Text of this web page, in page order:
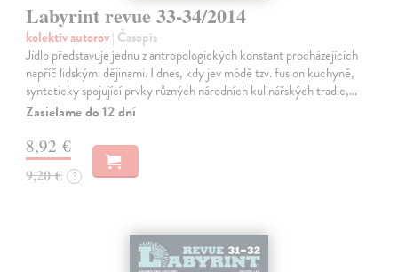
Labyrint revue 33-34/2014
kolektív autorov| Časopis
Jídlo představuje jednu z antropologických konstant procházejících
napříč lidskými dějinami. I dnes, kdy jev módě tzv. fusion kuchyně,
synteticky spojující prvky různých národních kulinářských tradic,…
Zasielame do 12 dní
8,92 €
9,20 € ?